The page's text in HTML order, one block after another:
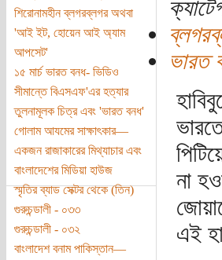
শিরোনামহীন ব্লগরব্লগর অথবা
'আই ইট, হোয়েন আই অ্যাম
আপসেট'
১৫ মার্চ ভারত বনধ- ভিডিও
সীমান্তে বিএসএফ'এর হত্যার
তুলনামূলক চিত্র এবং 'ভারত বনধ'
গোলাম আযমের সাক্ষাৎকার—
একজন রাজাকারের মিথ্যাচার এবং
বাংলাদেশের মিডিয়া হাউজ
স্মৃতির ব্যাড সেক্টর থেকে (তিন)
গুরুচন্ডালী - ০৩৩
গুরুচন্ডালী - ০৩২
বাংলাদেশ বনাম পাকিস্তান—
ভারত
না
এই